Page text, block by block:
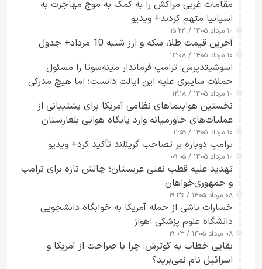
مقامات غربی مراکش را به کمک به موج مهاجرت به
اسپانیا متهم کردند+ ویدیو
۱۰ مرداد ۱۴۰۵ / ۱۵:۲۴
آخرین قیمت طلا، سکه و ارز شنبه 10 مرداد+ جدول
۱۰ مرداد ۱۴۰۵ / ۱۳:۰۸
اسوشیتدپرس: ترامپ فرماندار مینه‌سوتا را مسئول
حملات سایبری علیه این ایالت دانست؛ اما هیچ مدرکی
ارائه نکرد
۱۰ مرداد ۱۴۰۵ / ۱۲:۱۸
نخستین هواپیماهای نظامی آمریکا برای پشتیبانی از
عملیات‌های خاورمیانه وارد پایگاه هوایی بلغارستان
شدند
۱۰ مرداد ۱۴۰۵ / ۱۱:۵۹
ترامپ دوباره بر تصاحب گرینلند تأکید کرد+ ویدیو
۱۰ مرداد ۱۴۰۵ / ۰۹:۰۵
تهدید علیه قطب نفتی عربستان؛ چالش تازه برای ترامپ
و جمهوری‌خواهان
۰۸ مرداد ۱۴۰۵ / ۱۹:۳۵
خسارات ناشی از حمله آمریکا به خوابگاه دانشجویی
دانشگاه علوم پزشکی اهواز
۰۸ مرداد ۱۴۰۵ / ۱۹:۰۳
بقایی خطاب به گوترش: چرا با صراحت از آمریکا و
اسرائیل نام نمی‌برید؟